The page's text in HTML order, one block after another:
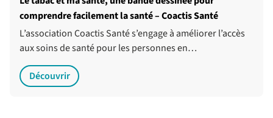
comprendre facilement la santé – Coactis Santé
L’association Coactis Santé s’engage à améliorer l’accès
aux soins de santé pour les personnes en…
Découvrir